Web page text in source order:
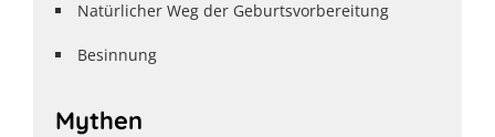
Natürlicher Weg der Geburtsvorbereitung
Besinnung
Mythen